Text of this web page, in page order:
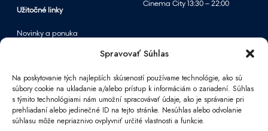
Spravovať Súhlas
Na poskytovanie tých najlepších skúseností používame technológie, ako sú
súbory cookie na ukladanie a/alebo prístup k informáciám o zariadení. Súhlas
s týmito technológiami nám umožní spracovávať údaje, ako je správanie pri
prehliadaní alebo jedinečné ID na tejto stránke. Nesúhlas alebo odvolanie
súhlasu môže nepriaznivo ovplyvniť určité vlastnosti a funkcie.
p
r
m
é
r
i
Cinema City 13:30 – 22:00
Užitočné linky
Novinky a ponuka
Informácie
Kontakt